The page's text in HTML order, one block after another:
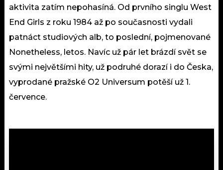
aktivita zatím nepohasíná. Od prvního singlu West
End Girls z roku 1984 až po současnosti vydali
patnáct studiových alb, to poslední, pojmenované
Nonetheless, letos. Navíc už pár let brázdí svět se
svými největšími hity, už podruhé dorazí i do Česka,
vyprodané pražské O2 Universum potěší už 1.
července.